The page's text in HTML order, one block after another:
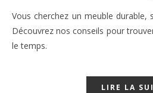
Vous cherchez un meuble durable, solide et écoresponsable ?
Découvrez nos conseils pour
le temps.
LIRE LA